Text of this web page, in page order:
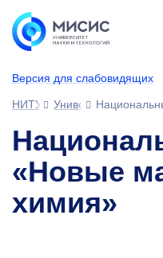
Версия для слабовидящих
НИТУ МИСИСУниверситет
«Новые
химия»